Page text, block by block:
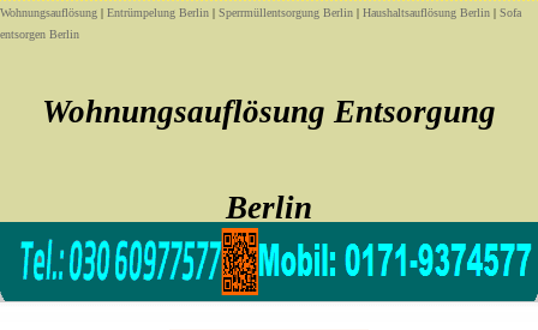
Wohnungsauflösung | Entrümpelung Berlin | Sperrmüllentsorgung Berlin | Haushaltsauflösung Berlin | Sofa
entsorgen Berlin
Wohnungsauflösung Entsorgung
Berlin
Sofort noch heute Wohnungsauflösung Entsorgung